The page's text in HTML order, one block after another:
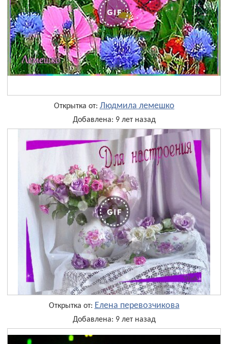
Открытка от: Людмила лемешко
Добавлена: 9 лет назад
Открытка от: Елена перевозчикова
Добавлена: 9 лет назад